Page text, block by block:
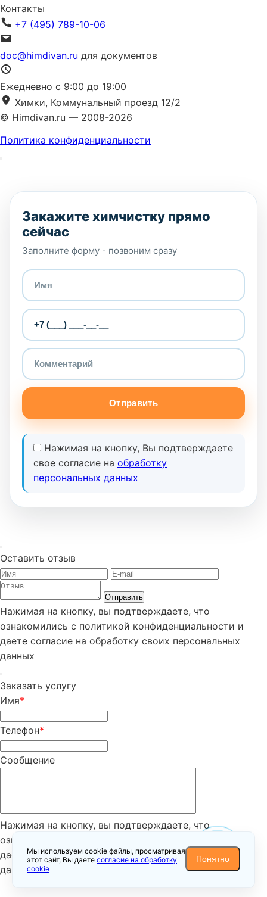
Контакты
+7 (495) 789-10-06
doc@himdivan.ru для документов
Ежедневно с 9:00 до 19:00
Химки, Коммунальный проезд 12/2
© Himdivan.ru — 2008-2026
Политика конфиденциальности
Закажите химчистку прямо
сейчас
Заполните форму - позвоним сразу
Отправить
Нажимая на кнопку, Вы подтверждаете
свое согласие на обработку
персональных данных
Оставить отзыв
Отправить
Нажимая на кнопку, вы подтверждаете, что
ознакомились с политикой конфиденциальности и
даете согласие на обработку своих персональных
данных
Заказать услугу
Имя*
Телефон*
Сообщение
Нажимая на кнопку, вы подтверждаете, что
ознакомились с
даете согласие на обработку своих персональных
данных
Мы используем cookie файлы, просматривая
этот сайт, Вы даете согласие на обработку
cookie
Понятно